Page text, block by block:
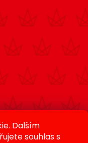
Dalším
souhlas s